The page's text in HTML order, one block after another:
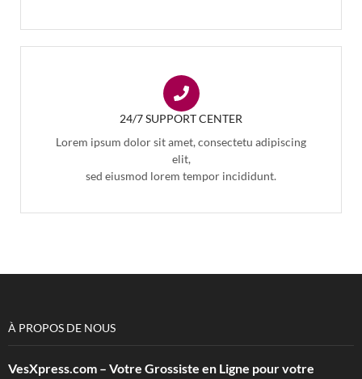
24/7 SUPPORT CENTER
Lorem ipsum dolor sit amet, consectetu adipiscing
elit,
sed eiusmod lorem tempor incididunt.
À PROPOS DE NOUS
VesXpress.com – Votre Grossiste en Ligne pour votre